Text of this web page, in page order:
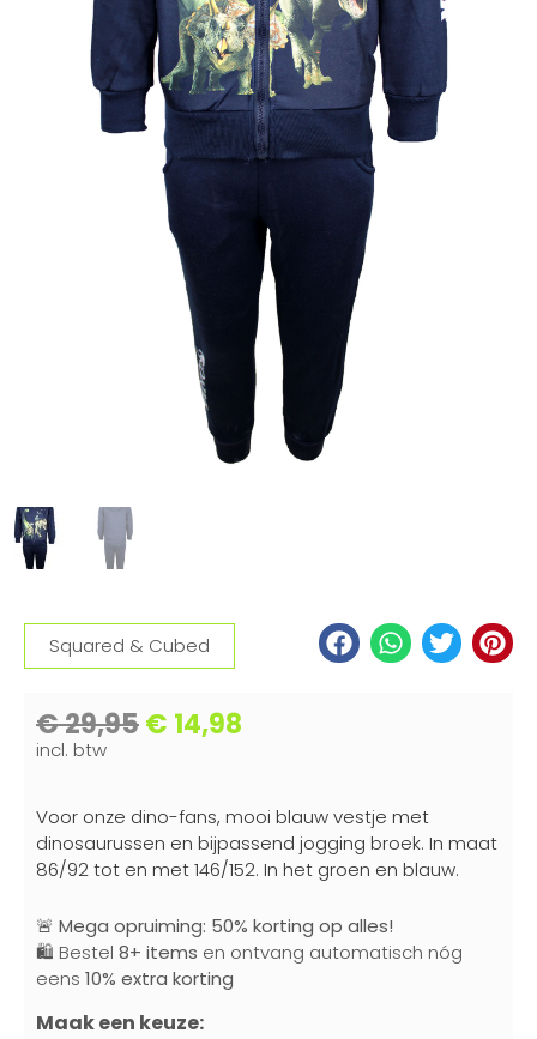
Squared & Cubed
€29,95€ 14,98
incl. btw
Voor onze dino-fans, mooi blauw vestje met
dinosaurussen en bijpassend jogging broek. In maat
86/92 tot en met 146/152. In het groen en blauw.
🚨 Mega opruiming: 50% korting op alles!
🛍️ Bestel 8+ items en ontvang automatisch nóg
eens 10% extra korting
Maak een keuze: